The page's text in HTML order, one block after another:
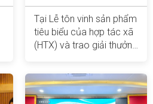
dự đạt giải Mai An
Tiêm
Tại Lễ tôn vinh sản phẩm
tiêu biểu của hợp tác xã
(HTX) và trao giải thưởng
năm 2024 (Coop Gold
Product Awards 2024),
Khánh Hòa có 2 sản